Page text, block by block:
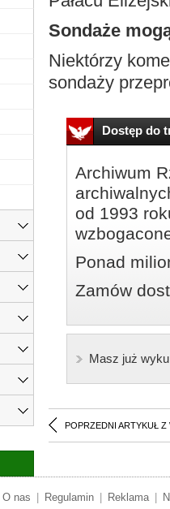
Sondaże
Niektórzy
sondaży
Dostęp do
Archiwum
od 1993
Ponad
Zamów
Masz już
POPRZEDNI ARTYKUŁ Z
O nas Regulamin Reklama